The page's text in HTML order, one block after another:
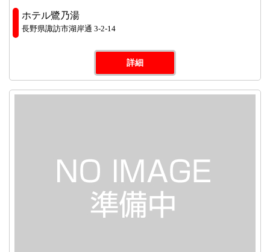
ホテル鷺乃湯
長野県諏訪市湖岸通 3-2-14
詳細